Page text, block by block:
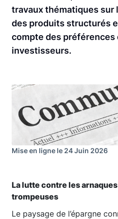
travaux thématiques sur
des produits structurés
compte des préférences
investisseurs.
Mise en ligne le 24 Juin 2026
La lutte contre les
trompeuses
Le paysage de l’épargne